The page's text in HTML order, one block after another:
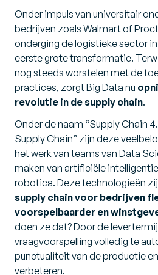
Onder impuls van universitair
bedrijven zoals Walmart of
onderging de logistieke sector
eerste grote transformatie.
nog steeds worstelen met de
practices, zorgt Big Data nu
revolutie in de supply chain.
Onder de naam “Supply Chain
Supply Chain” zijn deze
het werk van teams van Data
maken van artificiële
robotica. Deze technologieën
supply chain voor bedrijven
voorspelbaarder en
doen ze dat? Door de
vraagvoorspelling volledig te
punctualiteit van de productie
verbeteren.